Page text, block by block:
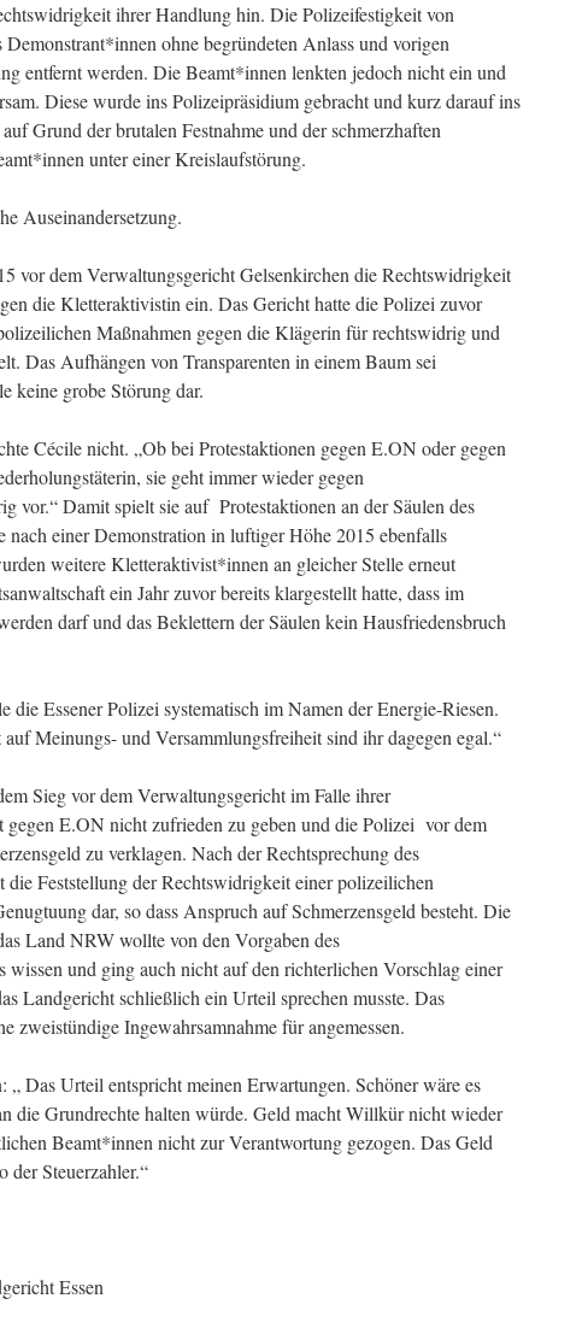
ihrer Handlung hin. Die Polizeifestigkeit von
Demonstrant*innen ohne begründeten Anlass und vorigen
entfernt werden. Die Beamt*innen lenkten jedoch nicht ein und
Diese wurde ins Polizeipräsidium gebracht und kurz darauf ins
Grund der brutalen Festnahme und der schmerzhaften
unter einer Kreislaufstörung.
Auseinandersetzung.
vor dem Verwaltungsgericht Gelsenkirchen die Rechtswidrigkeit
die Kletteraktivistin ein. Das Gericht hatte die Polizei zuvor
Maßnahmen gegen die Klägerin für rechtswidrig und
Das Aufhängen von Transparenten in einem Baum sei
keine grobe Störung dar.
Cécile nicht. „Ob bei Protestaktionen gegen E.ON oder gegen
sie geht immer wieder gegen
vor.“ Damit spielt sie auf Protestaktionen an der Säulen des
einer Demonstration in luftiger Höhe 2015 ebenfalls
weitere Kletteraktivist*innen an gleicher Stelle erneut
ein Jahr zuvor bereits klargestellt hatte, dass im
darf und das Beklettern der Säulen kein Hausfriedensbruch
die Essener Polizei systematisch im Namen der Energie-Riesen.
Meinungs- und Versammlungsfreiheit sind ihr dagegen egal.“
Sieg vor dem Verwaltungsgericht im Falle ihrer
gegen E.ON nicht zufrieden zu geben und die Polizei vor dem
zu verklagen. Nach der Rechtsprechung des
die Feststellung der Rechtswidrigkeit einer polizeilichen
dar, so dass Anspruch auf Schmerzensgeld besteht. Die
Land NRW wollte von den Vorgaben des
wissen und ging auch nicht auf den richterlichen Vorschlag einer
Landgericht schließlich ein Urteil sprechen musste. Das
zweistündige Ingewahrsamnahme für angemessen.
Das Urteil entspricht meinen Erwartungen. Schöner wäre es
die Grundrechte halten würde. Geld macht Willkür nicht wieder
Beamt*innen nicht zur Verantwortung gezogen. Das Geld
der Steuerzahler.“
Essen